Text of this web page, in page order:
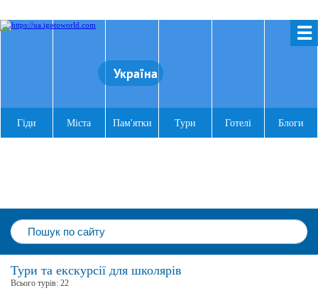
☰
Україна
Гіди Міста Пам'ятки Тури Готелі Блоги
Тури та екскурсії для школярів
Всього турів: 22